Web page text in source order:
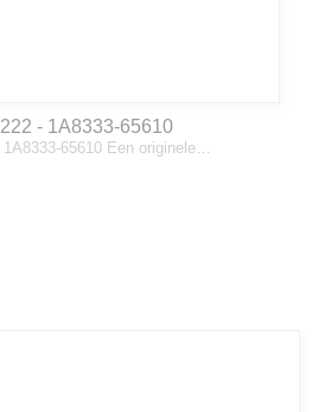
- 1A8333-65610
65610 Een originele…